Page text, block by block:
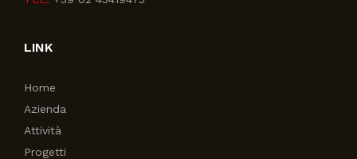
LINK
Home
Azienda
Attività
Progetti